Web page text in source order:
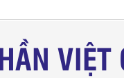
VIỆT